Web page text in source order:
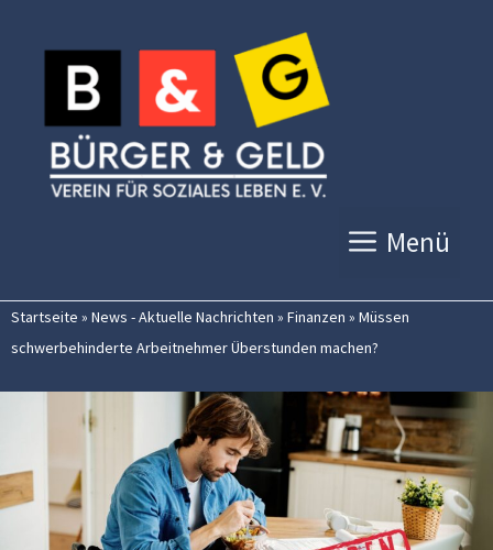
Inhalt
springen
Menü
Startseite » News - Aktuelle Nachrichten » Finanzen » Müssen
schwerbehinderte Arbeitnehmer Überstunden machen?